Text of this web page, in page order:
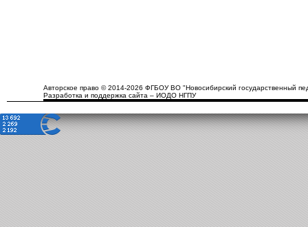
Авторское право © 2014-2026 ФГБОУ ВО "Новосибирский государственный
Разработка и поддержка сайта – ИОДО НГПУ